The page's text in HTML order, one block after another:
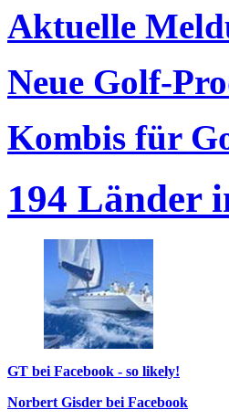
Aktuelle
Neue Golf-
Kombis für
194 Länder
GT bei Facebook - so likely!
Norbert Gisder bei Facebook